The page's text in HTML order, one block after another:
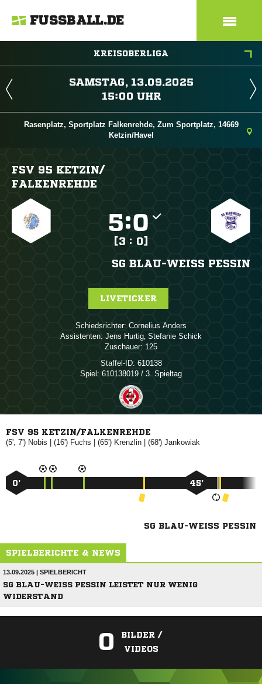
FUSSBALL.DE
KREISOBERLIGA
 
 
Rasenplatz, Sportplatz Falkenrehde, Zum Sportplatz, 14669
Ketzin/Havel
FSV 95 KETZIN/​
FALKENREHDE
:
[3 : 0]
SG BLAU-WEISS PESSIN
LIVETICKER
Schiedsrichter:  
Assistenten:  ,  
Zuschauer: 125
Staffel-ID: 610138
Spiel: 610138019 / 3. Spieltag
FSV 95 KETZIN/FALKENREHDE
(5', 7')  | (16')  | (65')  | (68') 
0’ 45’
SG BLAU-WEISS PESSIN
SPIELBERICHTE & NEWS
13.09.2025 | SPIELBERICHT
SG BLAU-WEISS PESSIN LEISTET NUR WENIG W
IDERSTAND
0
BILDER /
VIDEOS